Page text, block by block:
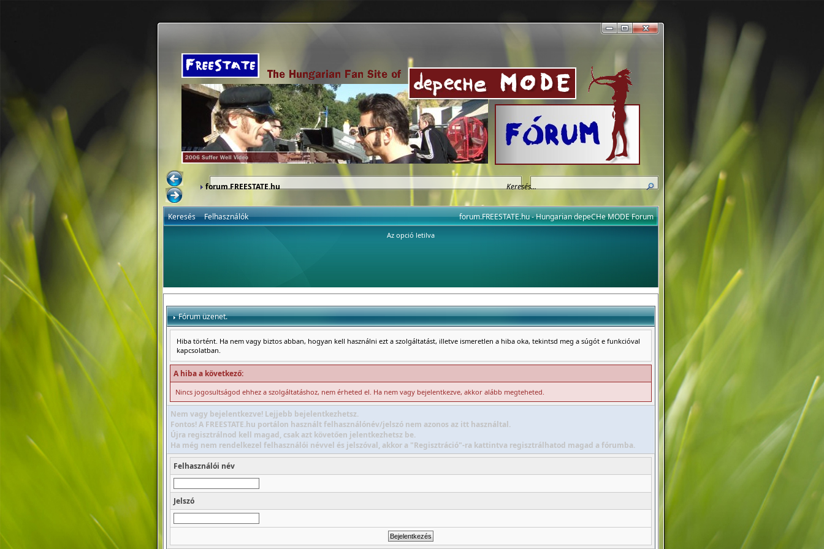
forum.FREESTATE.hu
forum.FREESTATE.hu - Hungarian depeCHe MODE Forum
Keresés Felhasználók
Az opció letilva
Fórum üzenet.
Hiba történt. Ha nem vagy biztos abban, hogyan kell használni ezt a szolgáltatást, illetve ismeretlen a hiba oka, tekintsd meg a súgót e funkcióval
kapcsolatban.
A hiba a következő:
Nincs jogosultságod ehhez a szolgáltatáshoz, nem érheted el. Ha nem vagy bejelentkezve, akkor alább megteheted.
Nem vagy bejelentkezve! Lejjebb bejelentkezhetsz.
Fontos! A FREESTATE.hu portálon használt felhasználónév/jelszó nem azonos az itt használtal.
Újra regisztrálnod kell magad, csak azt követően jelentkezhetsz be.
Ha még nem rendelkezel felhasználói névvel és jelszóval, akkor a "Regisztráció"-ra kattintva regisztrálhatod magad a fórumba.
Felhasználói név
Jelszó